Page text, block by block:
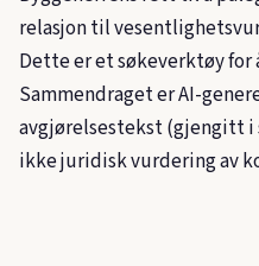
relasjon til
Dette er et søkeverktøy for
Sammendraget er AI-
avgjørelsestekst (gjengitt
ikke juridisk vurdering av